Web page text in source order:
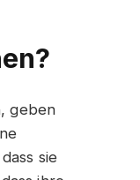
geben
sie